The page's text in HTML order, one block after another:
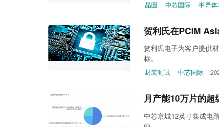
晶圆 中芯国际 半导
贺利氏在PCIM
贺利氏电子为客户提供
标。
封装测试 中芯国际
月产能10万片的超
中芯京城12英寸集成电